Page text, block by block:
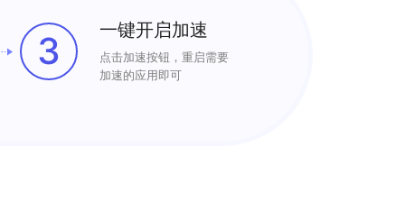
3 一键开启加速
点击加速按钮，重启需要
加速的应用即可